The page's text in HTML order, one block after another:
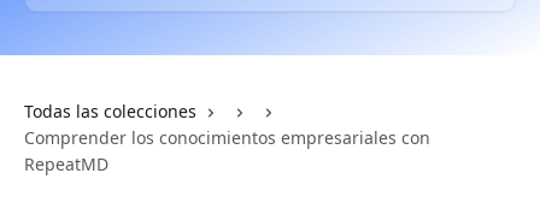
Todas las colecciones
Comprender los conocimientos empresariales con
RepeatMD